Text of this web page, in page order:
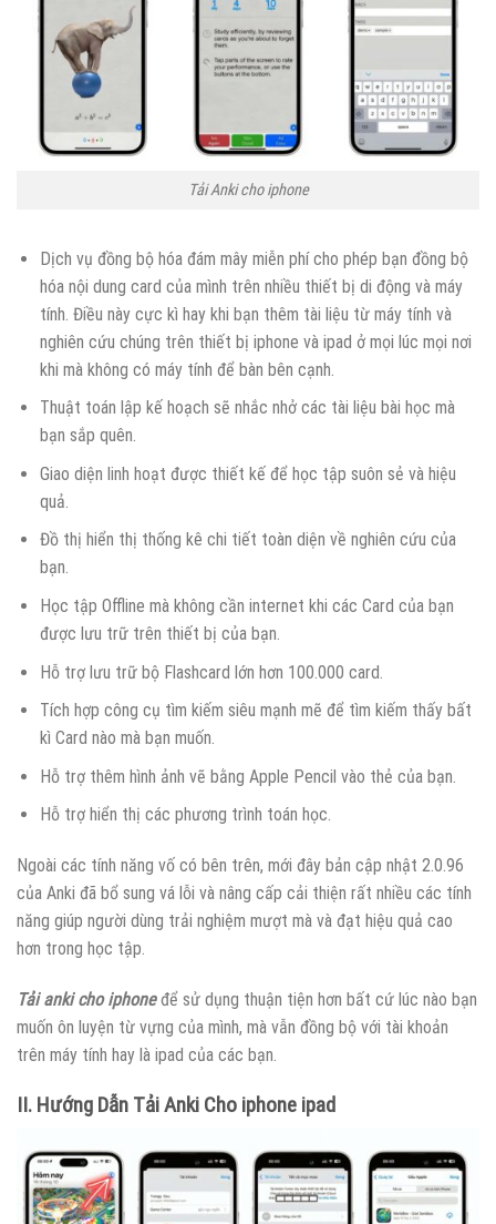
Tải Anki cho iphone
Dịch vụ đồng bộ hóa đám mây miễn phí cho phép bạn đồng bộ
hóa nội dung card của mình trên nhiều thiết bị di động và máy
tính. Điều này cực kì hay khi bạn thêm tài liệu từ máy tính và
nghiên cứu chúng trên thiết bị iphone và ipad ở mọi lúc mọi nơi
khi mà không có máy tính để bàn bên cạnh.
Thuật toán lập kế hoạch sẽ nhắc nhở các tài liệu bài học mà
bạn sắp quên.
Giao diện linh hoạt được thiết kế để học tập suôn sẻ và hiệu
quả.
Đồ thị hiển thị thống kê chi tiết toàn diện về nghiên cứu của
bạn.
Học tập Offline mà không cần internet khi các Card của bạn
được lưu trữ trên thiết bị của bạn.
Hỗ trợ lưu trữ bộ Flashcard lớn hơn 100.000 card.
Tích hợp công cụ tìm kiếm siêu mạnh mẽ để tìm kiếm thấy bất
kì Card nào mà bạn muốn.
Hỗ trợ thêm hình ảnh vẽ bằng Apple Pencil vào thẻ của bạn.
Hỗ trợ hiển thị các phương trình toán học.
Ngoài các tính năng vố có bên trên, mới đây bản cập nhật 2.0.96
của Anki đã bổ sung vá lỗi và nâng cấp cải thiện rất nhiều các tính
năng giúp người dùng trải nghiệm mượt mà và đạt hiệu quả cao
hơn trong học tập.
Tải anki cho iphoneđể sử dụng thuận tiện hơn bất cứ lúc nào bạn
muốn ôn luyện từ vựng của mình, mà vẫn đồng bộ với tài khoản
trên máy tính hay là ipad của các bạn.
II. Hướng Dẫn Tải Anki Cho iphone ipad